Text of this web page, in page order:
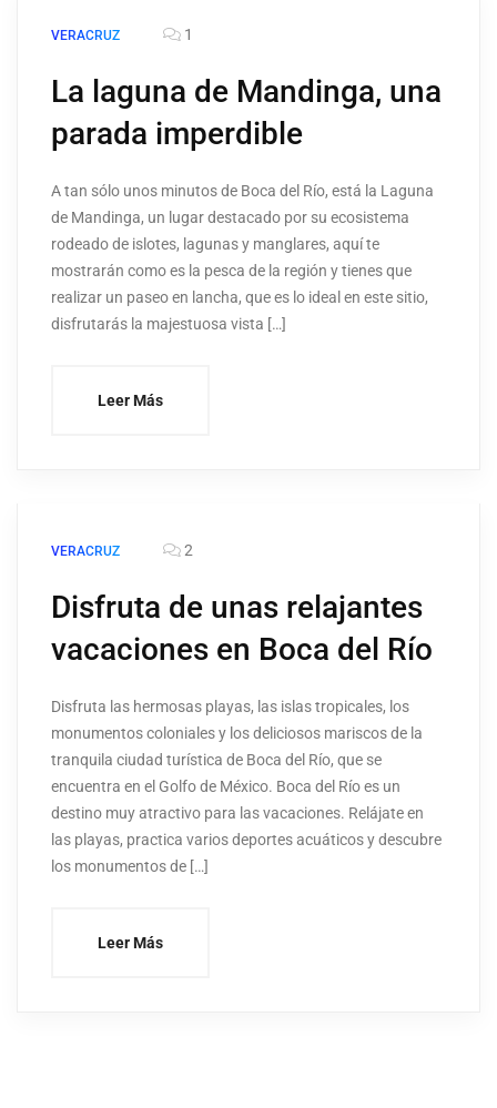
VERACRUZ 1
La laguna de Mandinga, una
parada imperdible
A tan sólo unos minutos de Boca del Río, está la Laguna
de Mandinga, un lugar destacado por su ecosistema
rodeado de islotes, lagunas y manglares, aquí te
mostrarán como es la pesca de la región y tienes que
realizar un paseo en lancha, que es lo ideal en este sitio,
disfrutarás la majestuosa vista […]
Leer Más
VERACRUZ 2
Disfruta de unas relajantes
vacaciones en Boca del Río
Disfruta las hermosas playas, las islas tropicales, los
monumentos coloniales y los deliciosos mariscos de la
tranquila ciudad turística de Boca del Río, que se
encuentra en el Golfo de México. Boca del Río es un
destino muy atractivo para las vacaciones. Relájate en
las playas, practica varios deportes acuáticos y descubre
los monumentos de […]
Leer Más